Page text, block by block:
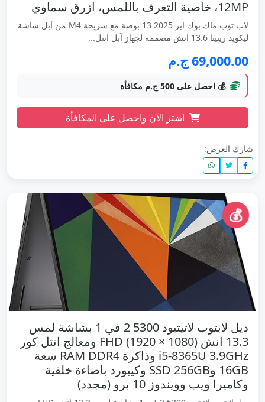
12MP، خاصية التعرف باللمس، ازرق سماوي
لاب توب ماك بوك اير 2025 13 بوصة مع شريحة M4 من آبل شاشة
ليكويد ريتينا 13.6 انش مصممة لجهاز آبل انتل...
69,000.00 ج.م
💰 احصل على 500 ج.م مكافأة
اشتر الآن واحصل على المكافأة
شارك العرض:
💰
ديل لابتوب لاتيتيود 5300 2 في 1 بشاشة لمس
13.3 انش FHD (1920 × 1080) ومعالج انتل كور
i5-8365U 3.9GHz وذاكرة RAM DDR4 سعة
16GB وSSD 256GB وكيبورد باضاءة خلفية
وكاميرا ويب وويندوز 10 برو (مجدد)